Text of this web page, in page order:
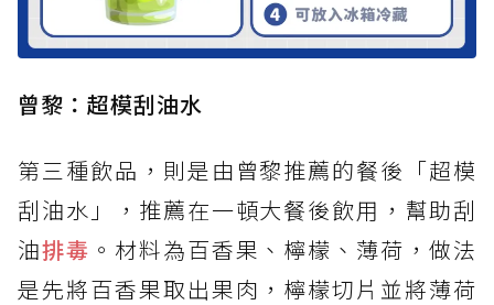
曾黎：超模刮油水
第三種飲品，則是由曾黎推薦的餐後「超模
刮油水」，推薦在一頓大餐後飲用，幫助刮
油排毒 。材料為百香果、檸檬、薄荷，做法
是先將百香果取出果肉，檸檬切片並將薄荷